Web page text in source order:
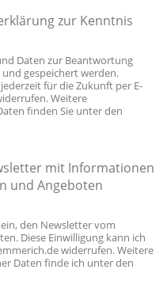
zur Kenntnis
Daten zur Beantwortung
gespeichert werden.
für die Zukunft per E-
Weitere
finden Sie unter den
mit Informationen
und Angeboten
den Newsletter vom
Diese Einwilligung kann ich
widerrufen. Weitere
Daten finde ich unter den